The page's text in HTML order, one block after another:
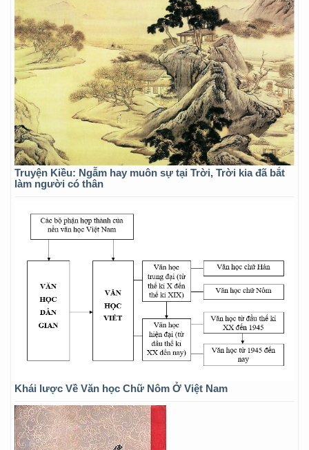
Truyện Kiều: Ngẫm hay muôn sự tại Trời, Trời kia đã bắt
làm người có thân
Khái lược Về Văn học Chữ Nôm Ở Việt Nam